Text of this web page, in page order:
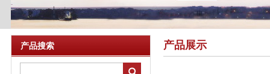
产品搜索 产品展示